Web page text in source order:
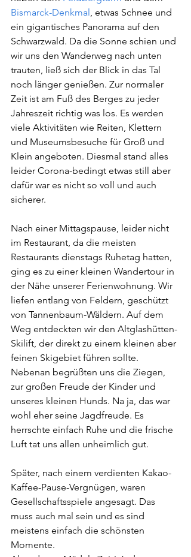
Bismarck-Denkmal, etwas Schnee und
ein gigantisches Panorama auf den
Schwarzwald. Da die Sonne schien und
wir uns den Wanderweg nach unten
trauten, ließ sich der Blick in das Tal
noch länger genießen. Zur normaler
Zeit ist am Fuß des Berges zu jeder
Jahreszeit richtig was los. Es werden
viele Aktivitäten wie Reiten, Klettern
und Museumsbesuche für Groß und
Klein angeboten. Diesmal stand alles
leider Corona-bedingt etwas still aber
dafür war es nicht so voll und auch
sicherer.
Nach einer Mittagspause, leider nicht
im Restaurant, da die meisten
Restaurants dienstags Ruhetag hatten,
ging es zu einer kleinen Wandertour in
der Nähe unserer Ferienwohnung. Wir
liefen entlang von Feldern, geschützt
von Tannenbaum-Wäldern. Auf dem
Weg entdeckten wir den Altglashütten-
Skilift, der direkt zu einem kleinen aber
feinen Skigebiet führen sollte.
Nebenan begrüßten uns die Ziegen,
zur großen Freude der Kinder und
unseres kleinen Hunds. Na ja, das war
wohl eher seine Jagdfreude. Es
herrschte einfach Ruhe und die frische
Luft tat uns allen unheimlich gut.
Später, nach einem verdienten Kakao-
Kaffee-Pause-Vergnügen, waren
Gesellschaftsspiele angesagt. Das
muss auch mal sein und es sind
meistens einfach die schönsten
Momente.